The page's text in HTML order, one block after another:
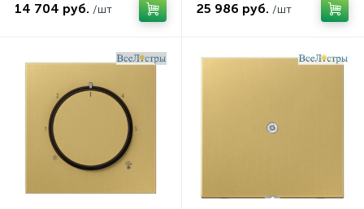
14 704 руб. /шт 25 986 руб. /шт